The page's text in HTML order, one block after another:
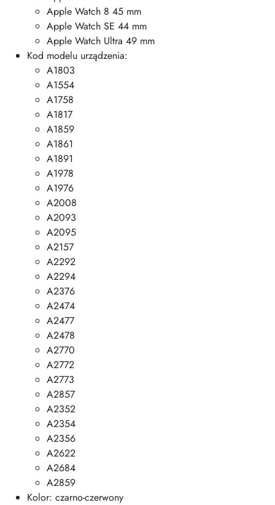
Apple Watch 8 45 mm
Apple Watch SE 44 mm
Apple Watch Ultra 49 mm
Kod modelu urządzenia:
A1803
A1554
A1758
A1817
A1859
A1861
A1891
A1978
A1976
A2008
A2093
A2095
A2157
A2292
A2294
A2376
A2474
A2477
A2478
A2770
A2772
A2773
A2857
A2352
A2354
A2356
A2622
A2684
A2859
Kolor: czarno-czerwony